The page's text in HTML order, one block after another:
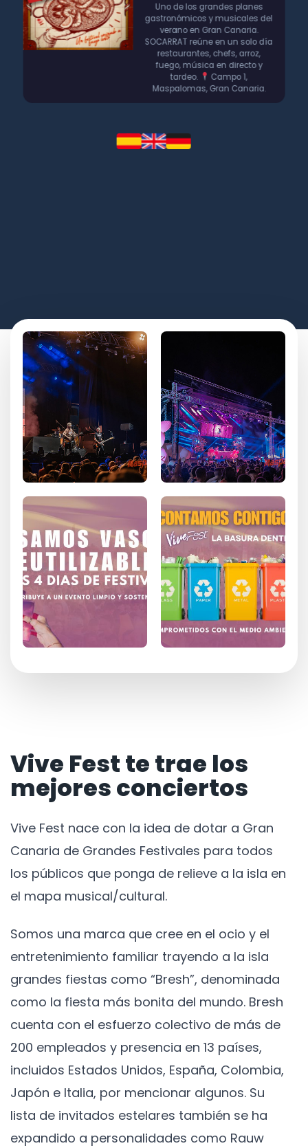
Uno de los grandes planes
gastronómicos y musicales del
verano en Gran Canaria.
SOCARRAT reúne en un solo día
restaurantes, chefs, arroz,
fuego, música en directo y
tardeo.
Campo 1,
Maspalomas, Gran Canaria.
Vive Fest te trae los
mejores conciertos
Vive Fest nace con la idea de dotar a Gran
Canaria de Grandes Festivales para todos
los públicos que ponga de relieve a la isla en
el mapa musical/cultural.
Somos una marca que cree en el ocio y el
entretenimiento familiar trayendo a la isla
grandes fiestas como “Bresh”, denominada
como la fiesta más bonita del mundo. Bresh
cuenta con el esfuerzo colectivo de más de
200 empleados y presencia en 13 países,
incluidos Estados Unidos, España, Colombia,
Japón e Italia, por mencionar algunos. Su
lista de invitados estelares también se ha
expandido a personalidades como Rauw